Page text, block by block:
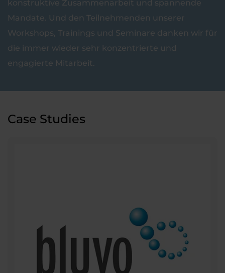
konstruktive Zusammenarbeit und spannende
Mandate. Und den Teilnehmenden unserer
Workshops, Trainings und Seminare danken wir für
die immer wieder sehr konzentrierte und
engagierte Mitarbeit.
Case Studies